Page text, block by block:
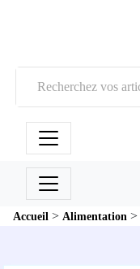
Accueil > Alimentation >